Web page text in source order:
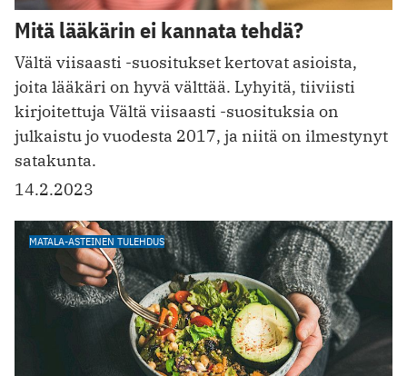
Mitä lääkärin ei kannata tehdä?
Vältä viisaasti -suositukset kertovat asioista,
joita lääkäri on hyvä välttää. Lyhyitä, tiiviisti
kirjoitettuja Vältä viisaasti -suosituksia on
julkaistu jo vuodesta 2017, ja niitä on ilmestynyt
satakunta.
14.2.2023
MATALA-ASTEINEN TULEHDUS